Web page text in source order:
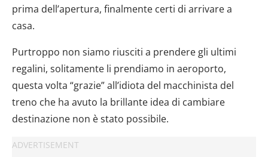
prima dell’apertura, finalmente certi di arrivare a
casa.
Purtroppo non siamo riusciti a prendere gli ultimi
regalini, solitamente li prendiamo in aeroporto,
questa volta “grazie” all’idiota del macchinista del
treno che ha avuto la brillante idea di cambiare
destinazione non è stato possibile.